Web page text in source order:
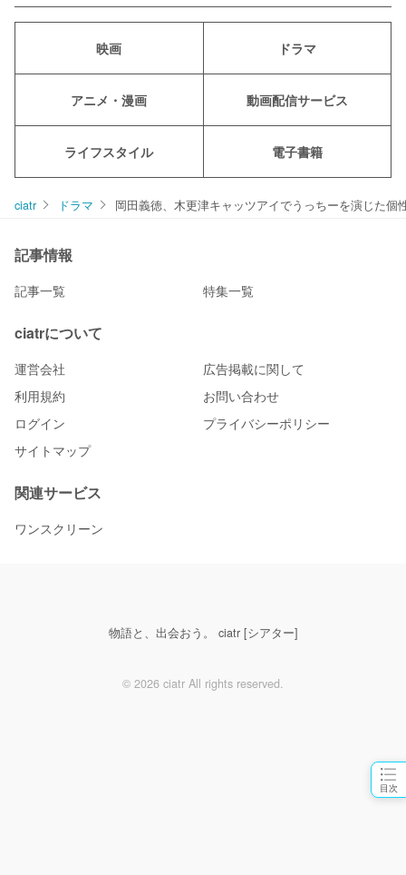
目次
映画 ドラマ
アニメ・漫画 動画配信サービス
ライフスタイル 電子書籍
ciatr ドラマ 岡田義徳、木更津キャッツアイでうっちーを演じた個
記事情報
記事一覧 特集一覧
ciatrについて
運営会社
広告掲載に関して
利用規約
お問い合わせ
ログイン
プライバシーポリシー
サイトマップ
関連サービス
ワンスクリーン
物語と、出会おう。 ciatr [シアター]
© 2026 ciatr All rights reserved.